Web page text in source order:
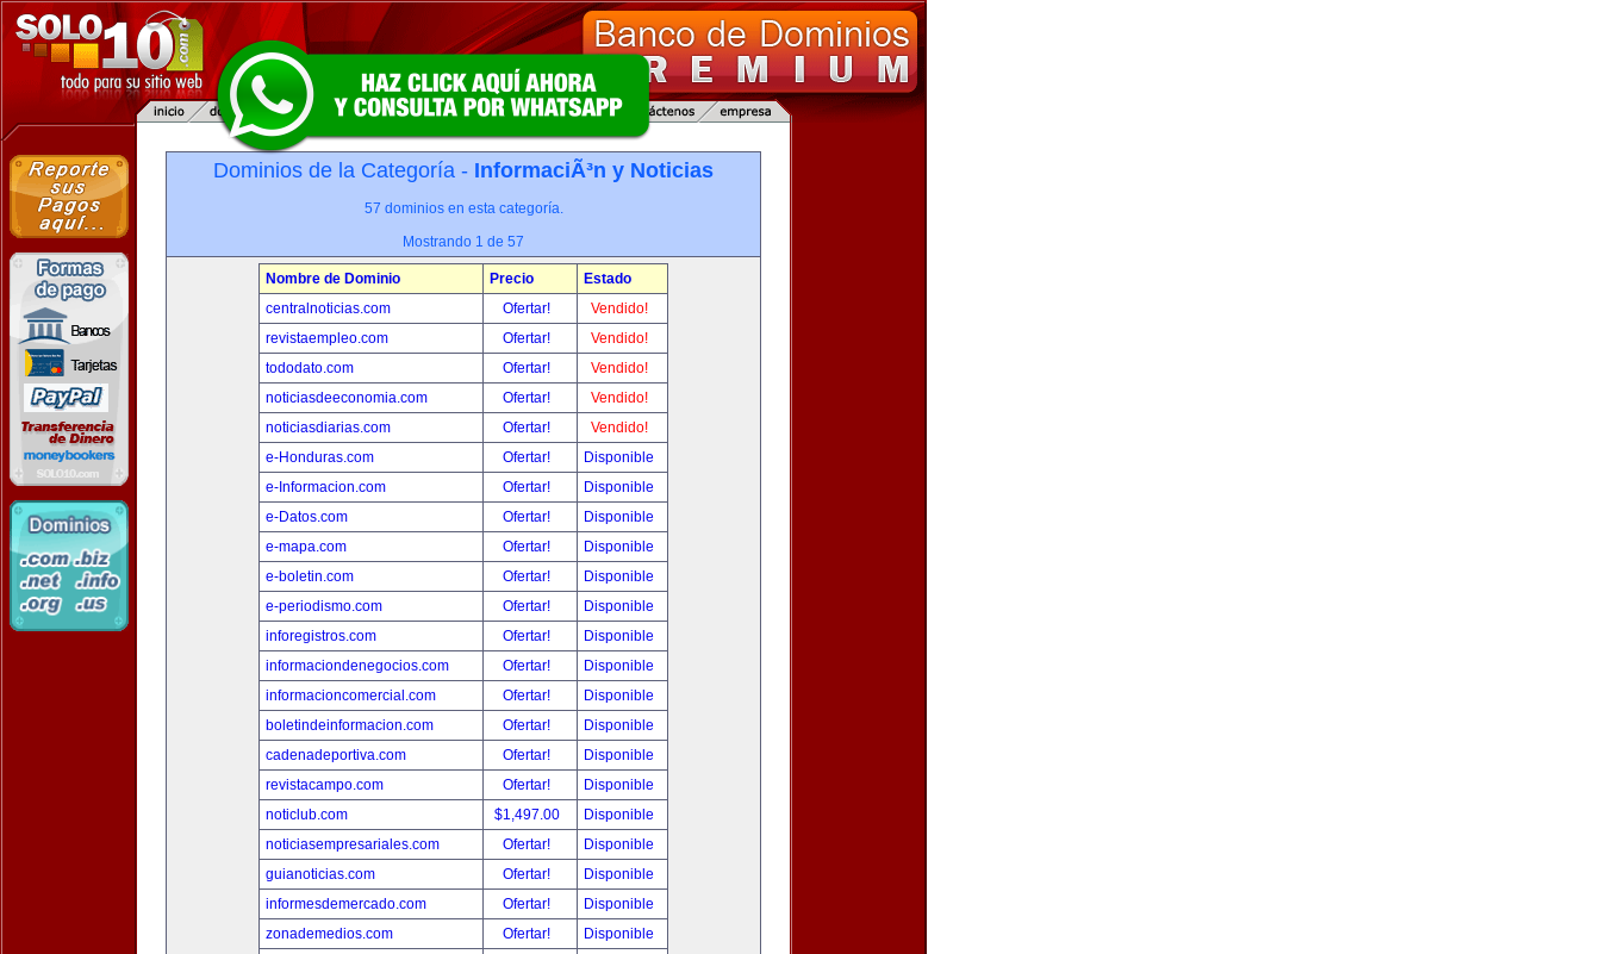
Dominios de la Categoría - InformaciÃ³n y Noticias
57 dominios en esta categoría.
Mostrando 1 de 57
Nombre de Dominio Precio
Estado
centralnoticias.com
Ofertar!
Vendido!
revistaempleo.com
Ofertar!
Vendido!
tododato.com
Ofertar!
Vendido!
noticiasdeeconomia.com
Ofertar!
Vendido!
noticiasdiarias.com
Ofertar!
Vendido!
e-Honduras.com
Ofertar!
Disponible
e-Informacion.com
Ofertar!
Disponible
e-Datos.com
Ofertar!
Disponible
e-mapa.com
Ofertar!
Disponible
e-boletin.com
Ofertar!
Disponible
e-periodismo.com
Ofertar!
Disponible
inforegistros.com
Ofertar!
Disponible
informaciondenegocios.com
Ofertar!
Disponible
informacioncomercial.com
Ofertar!
Disponible
boletindeinformacion.com
Ofertar!
Disponible
cadenadeportiva.com
Ofertar!
Disponible
revistacampo.com
Ofertar!
Disponible
noticlub.com
$1,497.00
Disponible
noticiasempresariales.com
Ofertar!
Disponible
guianoticias.com
Ofertar!
Disponible
informesdemercado.com
Ofertar!
Disponible
zonademedios.com
Ofertar!
Disponible